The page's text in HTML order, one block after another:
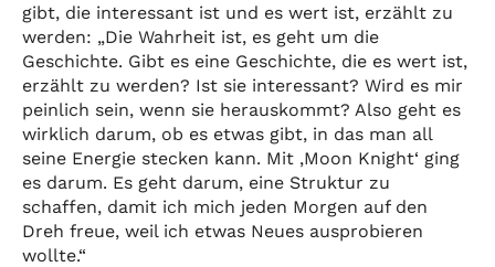
gibt, die interessant ist und es wert ist, erzählt zu
werden: „Die Wahrheit ist, es geht um die
Geschichte. Gibt es eine Geschichte, die es wert ist,
erzählt zu werden? Ist sie interessant? Wird es mir
peinlich sein, wenn sie herauskommt? Also geht es
wirklich darum, ob es etwas gibt, in das man all
seine Energie stecken kann. Mit ‚Moon Knight‘ ging
es darum. Es geht darum, eine Struktur zu
schaffen, damit ich mich jeden Morgen auf den
Dreh freue, weil ich etwas Neues ausprobieren
wollte.“